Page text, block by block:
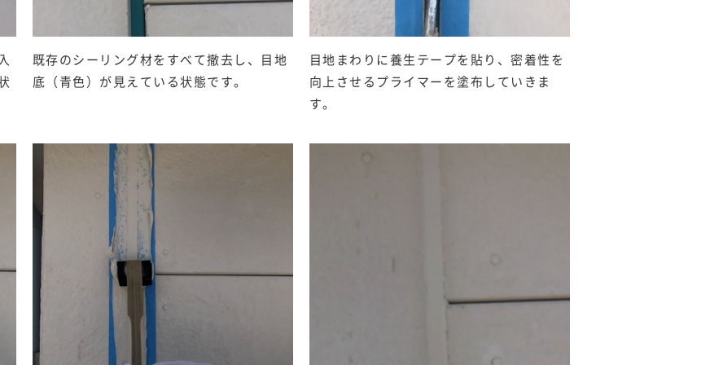
既存のシーリング材をすべて撤去し、目地
底（青色）が見えている状態です。
目地まわりに養生テープを貼り、密着性を
向上させるプライマーを塗布していきま
す。